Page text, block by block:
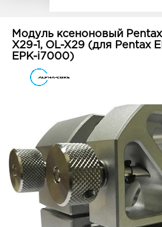
Модуль ксеноновый
X29-1, OL-X29 (для Pentax
EPK-i7000)